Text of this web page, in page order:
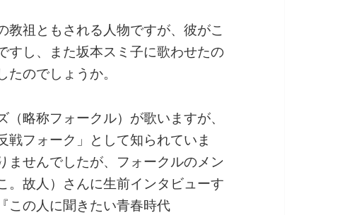
祖ともされる人物ですが、彼がこ
すし、また坂本スミ子に歌わせたの
のでしょうか。
略称フォークル）が歌いますが、
戦フォーク」として知られていま
ませんでしたが、フォークルのメン
。故人）さんに生前インタビューす
この人に聞きたい青春時代